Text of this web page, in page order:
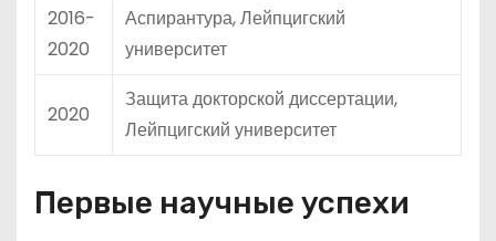
2016-
2020
Аспирантура, Лейпцигский
университет
2020
Защита докторской диссертации,
Лейпцигский университет
Первые научные успехи